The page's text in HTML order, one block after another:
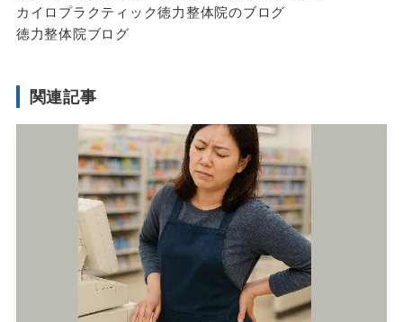
カイロプラクティック徳力整体院のブログ
徳力整体院ブログ
関連記事